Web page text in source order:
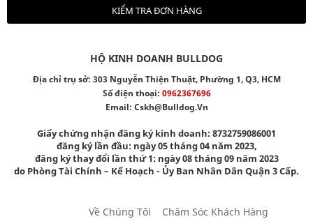
KIỂM TRA ĐƠN HÀNG
HỘ KINH DOANH BULLDOG
Địa chỉ trụ sở: 303 Nguyễn Thiện Thuật, Phường 1, Q3, HCM
Số điện thoại: 0962367696
Email: Cskh@bulldog.vn
Giấy chứng nhận đăng ký kinh doanh: 8732759086001
đăng ký lần đầu: ngày 05 tháng 04 năm 2023,
đăng ký thay đổi lần thứ 1: ngày 08 tháng 09 năm 2023
do Phòng Tài Chính – Kế Hoạch - Ủy Ban Nhân Dân Quận 3 Cấp.
Về Chúng Tôi Chăm Sóc Khách Hàng